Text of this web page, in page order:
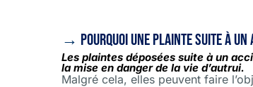
→ pourquoi une plainte suite à
Les plaintes déposées suite à un
la mise en danger de la vie d’autrui.
Malgré cela, elles peuvent faire